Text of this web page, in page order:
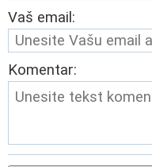
Vaš email:
Komentar: